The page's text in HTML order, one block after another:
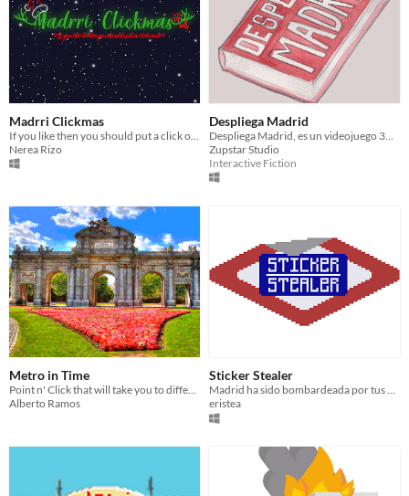
Madrri Clickmas
Nerea Rizo
Despliega Madrid
Zupstar Studio
Interactive Fiction
Metro in Time
Alberto Ramos
Sticker Stealer
eristea